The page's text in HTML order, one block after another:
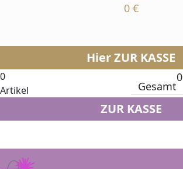
0 €
Hier ZUR KASSE
0
Artikel
Gesamt
0
ZUR KASSE